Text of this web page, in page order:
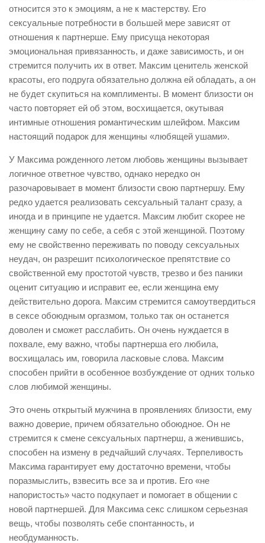
относится это к эмоциям, а не к мастерству. Его
сексуальные потребности в большей мере зависят от
отношения к партнерше. Ему присуща некоторая
эмоциональная привязанность, и даже зависимость, и он
стремится получить их в ответ. Максим ценитель женской
красоты, его подруга обязательно должна ей обладать, а он
не будет скупиться на комплименты. В момент близости он
часто повторяет ей об этом, восхищается, окутывая
интимные отношения романтическим шлейфом. Максим
настоящий подарок для женщины «любящей ушами».
У Максима рожденного летом любовь женщины вызывает
логичное ответное чувство, однако нередко он
разочаровывает в момент близости свою партнершу. Ему
редко удается реализовать сексуальный талант сразу, а
иногда и в принципе не удается. Максим любит скорее не
женщину саму по себе, а себя с этой женщиной. Поэтому
ему не свойственно переживать по поводу сексуальных
неудач, он разрешит психологическое препятствие со
свойственной ему простотой чувств, трезво и без паники
оценит ситуацию и исправит ее, если женщина ему
действительно дорога. Максим стремится самоутвердиться
в сексе обоюдным оргазмом, только так он останется
доволен и сможет расслабить. Он очень нуждается в
похвале, ему важно, чтобы партнерша его любила,
восхищалась им, говорила ласковые слова. Максим
способен прийти в особенное возбуждение от одних только
слов любимой женщины.
Это очень открытый мужчина в проявлениях близости, ему
важно доверие, причем обязательно обоюдное. Он не
стремится к смене сексуальных партнерш, а женившись,
способен на измену в редчайший случаях. Терпеливость
Максима гарантирует ему достаточно времени, чтобы
поразмыслить, взвесить все за и против. Его «не
напористость» часто подкупает и помогает в общении с
новой партнершей. Для Максима секс слишком серьезная
вещь, чтобы позволять себе спонтанность, и
необдуманность.